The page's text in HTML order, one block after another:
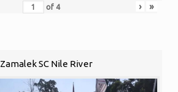
of 4 › »
Zamalek SC Nile River